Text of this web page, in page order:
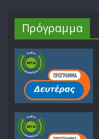
Πρόγραμμα